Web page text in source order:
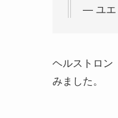
— ユエ
ヘルストロン
みました。